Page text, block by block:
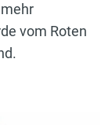
vom Roten